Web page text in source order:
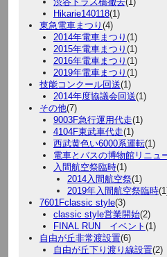
Hikarie140118(1)
東急電車まつり (4)
2014年電車まつり (1)
2015年電車まつり (1)
2016年電車まつり (1)
2019年電車まつり (1)
技能コンクール回送(1)
2014年度協議会回送(1)
その他(7)
9003F急行運用代走(1)
4104F東武車代走(1)
西武黄色い6000系運転(1)
電車とバスの博物館リニュ
入間航空祭臨時(1)
2014入間航空祭(1)
2019年入間航空祭臨時
7601Fclassic style(3)
classic style営業開始(2)
FINAL RUN イベント (1)
自由が丘非常渡設置(6)
自由が丘下り渡り線設置(2)